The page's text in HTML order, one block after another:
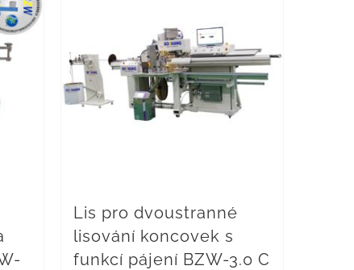
Lis pro dvoustranné
lisování koncovek s
funkcí pájení BZW-3.0 C